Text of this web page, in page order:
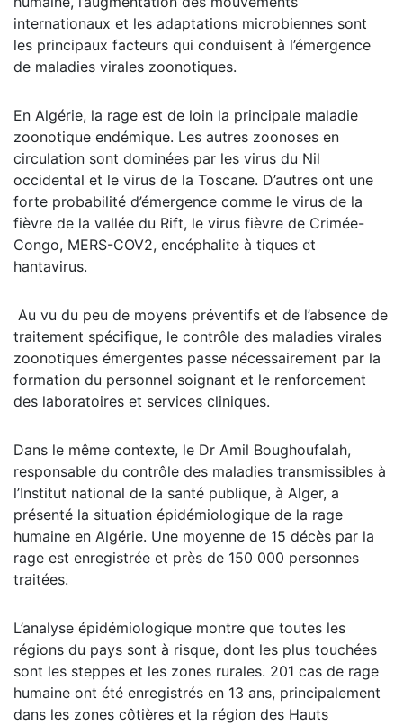
internationaux et les adaptations microbiennes sont
les principaux facteurs qui conduisent à l’émergence
de maladies virales zoonotiques.
En Algérie, la rage est de loin la principale maladie
zoonotique endémique. Les autres zoonoses en
circulation sont dominées par les virus du Nil
occidental et le virus de la Toscane. D’autres ont une
forte probabilité d’émergence comme le virus de la
fièvre de la vallée du Rift, le virus fièvre de Crimée-
Congo, MERS-COV2, encéphalite à tiques et
hantavirus.
Au vu du peu de moyens préventifs et de l’absence de
traitement spécifique, le contrôle des maladies virales
zoonotiques émergentes passe nécessairement par la
formation du personnel soignant et le renforcement
des laboratoires et services cliniques.
Dans le même contexte, le Dr Amil Boughoufalah,
responsable du contrôle des maladies transmissibles à
l’Institut national de la santé publique, à Alger, a
présenté la situation épidémiologique de la rage
humaine en Algérie. Une moyenne de 15 décès par la
rage est enregistrée et près de 150 000 personnes
traitées.
L’analyse épidémiologique montre que toutes les
régions du pays sont à risque, dont les plus touchées
sont les steppes et les zones rurales. 201 cas de rage
humaine ont été enregistrés en 13 ans, principalement
dans les zones côtières et la région des Hauts